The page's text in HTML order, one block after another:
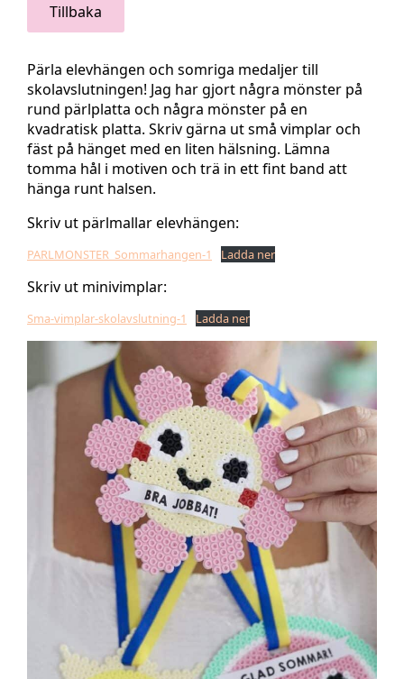
Tillbaka
Pärla elevhängen och somriga medaljer till
skolavslutningen! Jag har gjort några mönster på
rund pärlplatta och några mönster på en
kvadratisk platta. Skriv gärna ut små vimplar och
fäst på hänget med en liten hälsning. Lämna
tomma hål i motiven och trä in ett fint band att
hänga runt halsen.
Skriv ut pärlmallar elevhängen:
PARLMONSTER_Sommarhangen-1 Ladda ner
Skriv ut minivimplar:
Sma-vimplar-skolavslutning-1 Ladda ner